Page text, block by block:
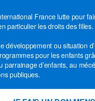
France lutte pour
particulier les droits des filles.
développement ou situation
pour les enfants
parrainage d’enfants, au
publiques.